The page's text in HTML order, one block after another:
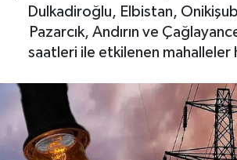
Dulkadiroğlu, Elbistan,
Pazarcık, Andırın ve
saatleri ile etkilenen mahalleler
Kültür Sanat
Magazin
Manşet Altı
Manşetler